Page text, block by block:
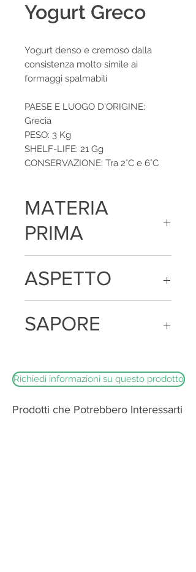
Yogurt Greco
Yogurt denso e cremoso dalla
consistenza molto simile ai
formaggi spalmabili
PAESE E LUOGO D'ORIGINE:
Grecia
PESO: 3 Kg
SHELF-LIFE: 21 Gg
CONSERVAZIONE: Tra 2°C e 6°C
MATERIA
PRIMA
latte, proteine del latte, fermenti lattici
vivi
ASPETTO
SAPORE
Richiedi informazioni su questo prodotto
Prodotti che Potrebbero Interessarti